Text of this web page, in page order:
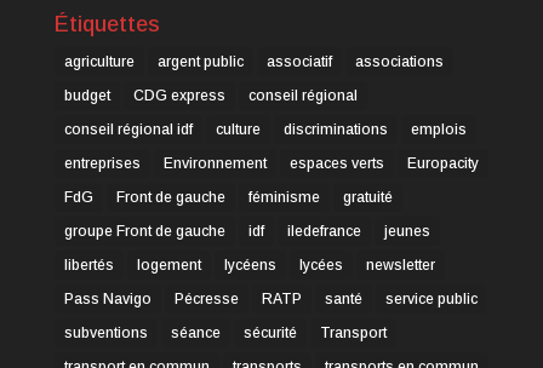
Étiquettes
agriculture argent public associatif
associations
budget
CDG express
conseil régional
conseil régional idf
culture discriminations
emplois
entreprises
Environnement espaces verts
Europacity
FdG
Front de gauche féminisme
gratuité
groupe Front de gauche
idf iledefrance
jeunes
libertés
logement lycéens lycées
newsletter
Pass Navigo
Pécresse RATP santé
service public
subventions
séance sécurité
Transport